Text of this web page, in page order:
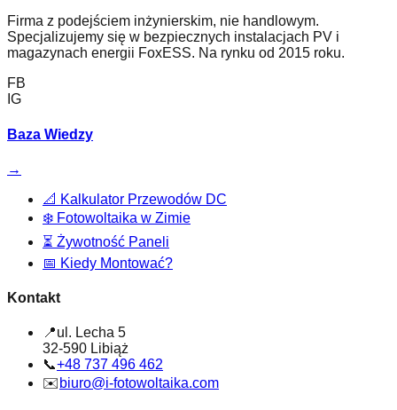
Firma z podejściem inżynierskim, nie handlowym.
Specjalizujemy się w bezpiecznych instalacjach PV i
magazynach energii FoxESS. Na rynku od 2015 roku.
FB
IG
Baza Wiedzy
→
📐 Kalkulator Przewodów DC
❄️ Fotowoltaika w Zimie
⏳ Żywotność Paneli
📅 Kiedy Montować?
Kontakt
📍ul. Lecha 5
32-590 Libiąż
📞+48 737 496 462
✉️ biuro@i-fotowoltaika.com